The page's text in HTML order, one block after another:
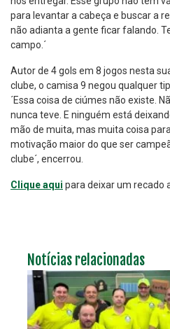
para levantar a cabeça e buscar a
não adianta a gente ficar falando.
campo.´
Autor de 4 gols em 8 jogos nesta
clube, o camisa 9 negou qualquer
´Essa coisa de ciúmes não existe.
nunca teve. E ninguém está
mão de muita, mas muita coisa
motivação maior do que ser
clube´, encerrou.
Clique aqui para deixar um recado
Notícias relacionadas